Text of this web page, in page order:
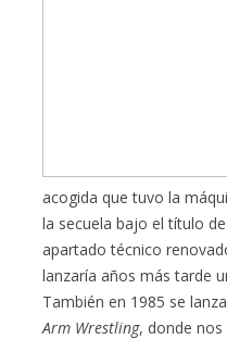
acogida que tuvo la
la secuela bajo el título
apartado técnico
lanzaría años más tarde
También en 1985 se
Arm Wrestling, donde